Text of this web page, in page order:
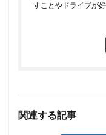
すことやドライブが好
関連する記事